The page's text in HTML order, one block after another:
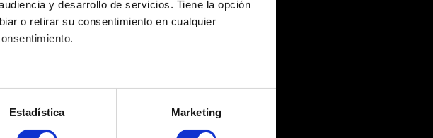
y desarrollo de servicios. Tiene la opción
o retirar su consentimiento en cualquier
tener una precisión de varios metros
específicas (huellas digitales)
y establezca sus preferencias en lasección de
Estadística Marketing